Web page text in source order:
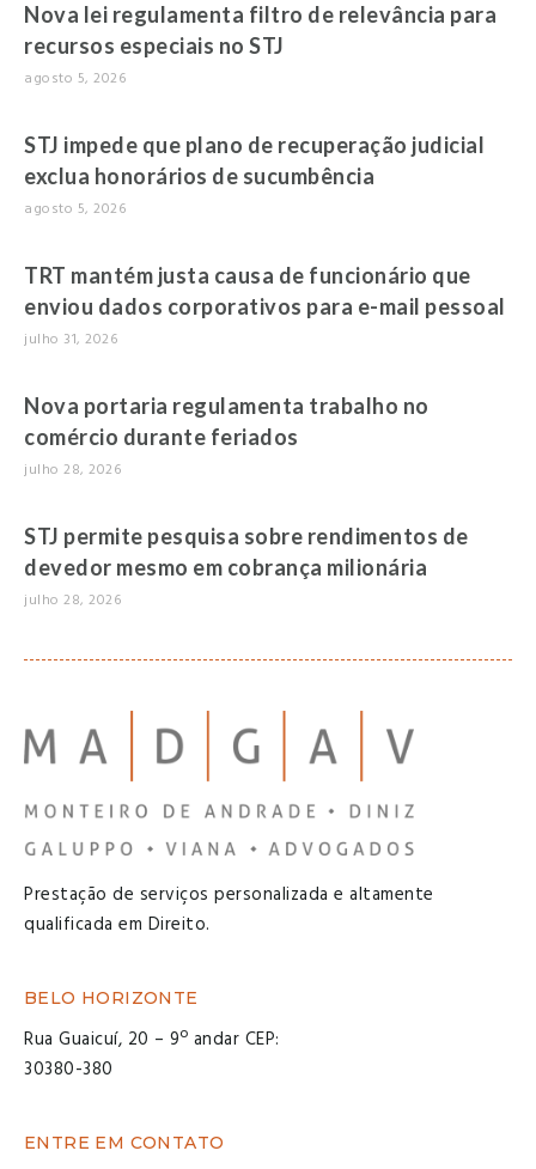
Nova lei regulamenta filtro de relevância para
recursos especiais no STJ
agosto 5, 2026
STJ impede que plano de recuperação judicial
exclua honorários de sucumbência
agosto 5, 2026
TRT mantém justa causa de funcionário que
enviou dados corporativos para e-mail pessoal
julho 31, 2026
Nova portaria regulamenta trabalho no
comércio durante feriados
julho 28, 2026
STJ permite pesquisa sobre rendimentos de
devedor mesmo em cobrança milionária
julho 28, 2026
Prestação de serviços personalizada e altamente
qualificada em Direito.
BELO HORIZONTE
Rua Guaicuí, 20 – 9º andar CEP:
30380-380
ENTRE EM CONTATO